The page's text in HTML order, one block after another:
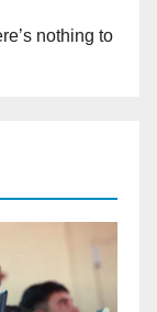
nothing to